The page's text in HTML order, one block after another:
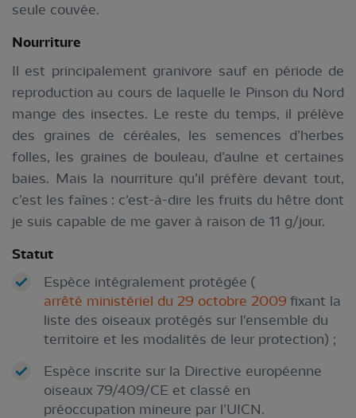
seule couvée.
Nourriture
Il est principalement granivore sauf en période de
reproduction au cours de laquelle le Pinson du Nord
mange des insectes. Le reste du temps, il prélève
des graines de céréales, les semences d’herbes
folles, les graines de bouleau, d’aulne et certaines
baies. Mais la nourriture qu’il préfère devant tout,
c’est les faînes : c’est-à-dire les fruits du hêtre dont
je suis capable de me gaver à raison de 11 g/jour.
Statut
Espèce intégralement protégée (
arrêté ministériel du 29 octobre 2009 fixant la
liste des oiseaux protégés sur l'ensemble du
territoire et les modalités de leur protection) ;
Espèce inscrite sur la Directive européenne
oiseaux 79/409/CE et classé en
préoccupation mineure par l’UICN.